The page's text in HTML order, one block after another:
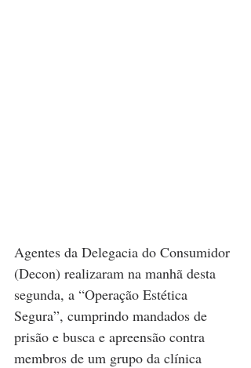
Agentes da Delegacia do Consumidor
(Decon) realizaram na manhã desta
segunda, a “Operação Estética
Segura”, cumprindo mandados de
prisão e busca e apreensão contra
membros de um grupo da clínica